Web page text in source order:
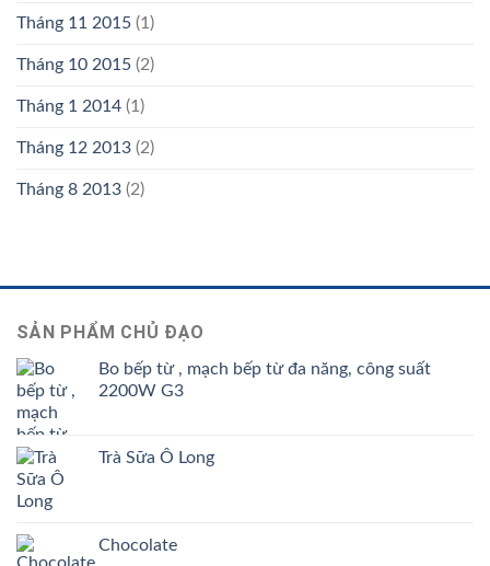
Tháng 11 2015 (1)
Tháng 10 2015 (2)
Tháng 1 2014 (1)
Tháng 12 2013 (2)
Tháng 8 2013 (2)
SẢN PHẨM CHỦ ĐẠO
Bo bếp từ , mạch bếp từ đa năng, công suất
2200W G3
Trà Sữa Ô Long
Chocolate